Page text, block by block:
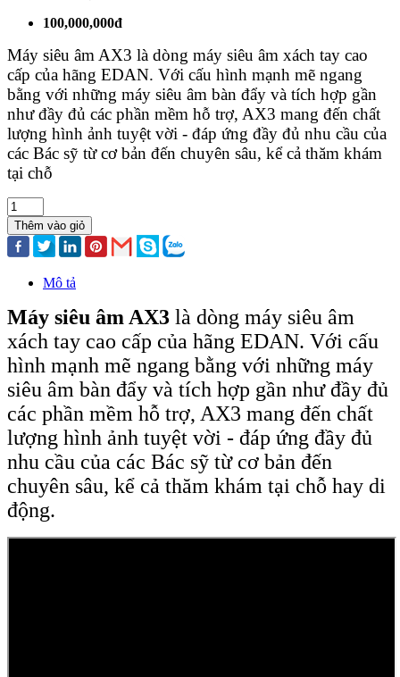
100,000,000đ
Máy siêu âm AX3 là dòng máy siêu âm xách tay cao
cấp của hãng EDAN. Với cấu hình mạnh mẽ ngang
bằng với những máy siêu âm bàn đẩy và tích hợp gần
như đầy đủ các phần mềm hỗ trợ, AX3 mang đến chất
lượng hình ảnh tuyệt vời - đáp ứng đầy đủ nhu cầu của
các Bác sỹ từ cơ bản đến chuyên sâu, kể cả thăm khám
tại chỗ
Thêm vào giỏ
Mô tả
Máy siêu âm AX3 là dòng máy siêu âm
xách tay cao cấp của hãng EDAN. Với cấu
hình mạnh mẽ ngang bằng với những máy
siêu âm bàn đẩy và tích hợp gần như đầy đủ
các phần mềm hỗ trợ, AX3 mang đến chất
lượng hình ảnh tuyệt vời - đáp ứng đầy đủ
nhu cầu của các Bác sỹ từ cơ bản đến
chuyên sâu, kể cả thăm khám tại chỗ hay di
động.